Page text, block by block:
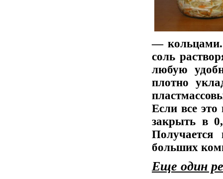
— кольцами.
соль
любую
плотно
Если все
закрыть в
больших
Еще один